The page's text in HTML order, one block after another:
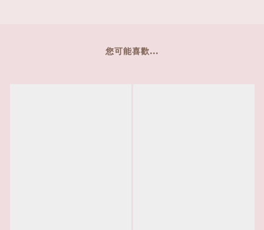
您可能喜歡...